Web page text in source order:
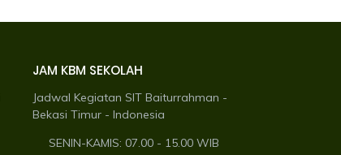
JAM KBM SEKOLAH
Jadwal Kegiatan SIT Baiturrahman -
Bekasi Timur - Indonesia
SENIN-KAMIS: 07.00 - 15.00 WIB